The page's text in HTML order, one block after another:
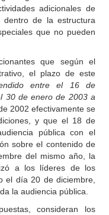
adicionales de
de la estructura
que no pueden
que según el
el plazo de este
entre el 16 de
30 de enero de 2003 a
2002 efectivamente se
y que el 18 de
pública con el
sobre el contenido de
del mismo año, la
a los líderes de los
el día 20 de diciembre,
la audiencia pública.
consideran los